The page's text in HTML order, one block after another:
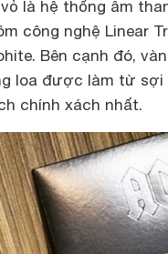
là hệ thống âm
công nghệ Linear
Bên cạnh đó,
loa được làm từ sợi
chính xách nhất.